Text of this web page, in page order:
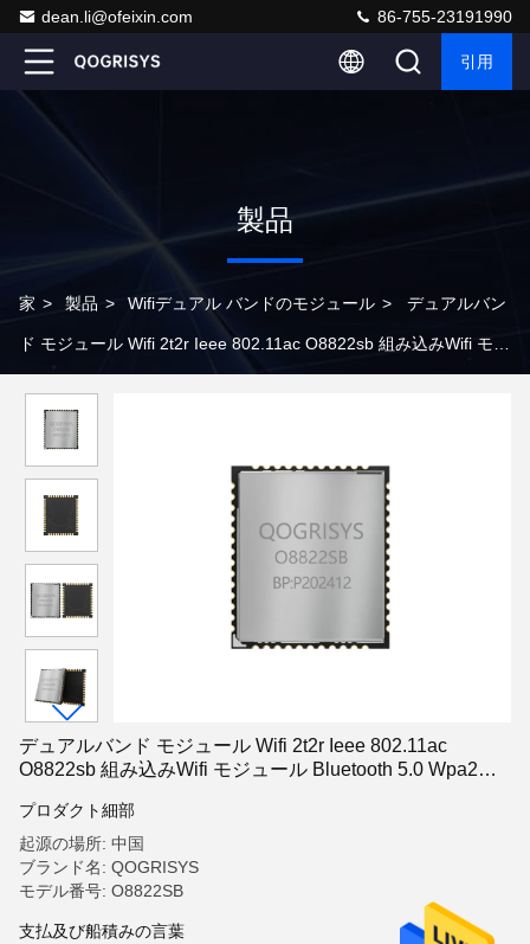
dean.li@ofeixin.com 86-755-23191990
引用
製品
家 > 製品 > Wifiデュアル バンドのモジュール > デュアルバン
ド モジュール Wifi 2t2r Ieee 802.11ac O8822sb 組み込みWifi モジ
デュアルバンド モジュール Wifi 2t2r Ieee 802.11ac
O8822sb 組み込みWifi モジュール Bluetooth 5.0 Wpa2
プロダクト細部
起源の場所: 中国
ブランド名: QOGRISYS
モデル番号: O8822SB
支払及び船積みの言葉